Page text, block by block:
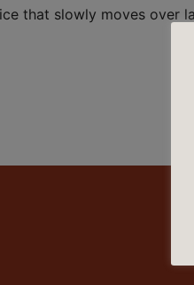
that slowly moves over